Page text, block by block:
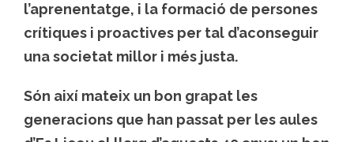
l’aprenentatge, i la formació de persones
crítiques i proactives per tal d’aconseguir
una societat millor i més justa.
Són així mateix un bon grapat les
generacions que han passat per les aules